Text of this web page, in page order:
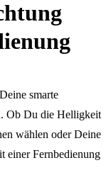
smarte
Ob Du die Helligkeit
wählen oder Deine
einer Fernbedienung